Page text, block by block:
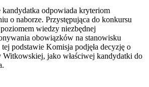
kandydatka odpowiada kryteriom
o naborze. Przystępująca do konkursu
wiedzy niezbędnej
obowiązków na stanowisku
podstawie Komisja podjęła decyzję o
Witkowskiej, jako właściwej kandydatki do